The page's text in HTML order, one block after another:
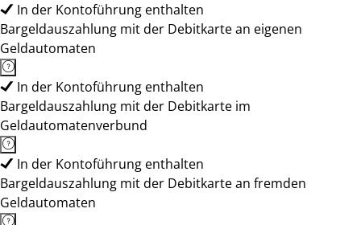
In der Kontoführung enthalten
Bargeldauszahlung mit der Debitkarte an eigenen
Geldautomaten
In der Kontoführung enthalten
Bargeldauszahlung mit der Debitkarte im
Geldautomatenverbund
In der Kontoführung enthalten
Bargeldauszahlung mit der Debitkarte an fremden
Geldautomaten